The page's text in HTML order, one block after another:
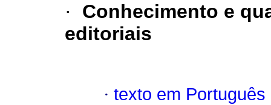
·
Conhecimento e
editoriais
· texto em Português